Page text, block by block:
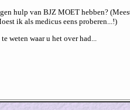
hulp van BJZ MOET hebben?
ik als medicus eens proberen...!)
weten waar u het over had...